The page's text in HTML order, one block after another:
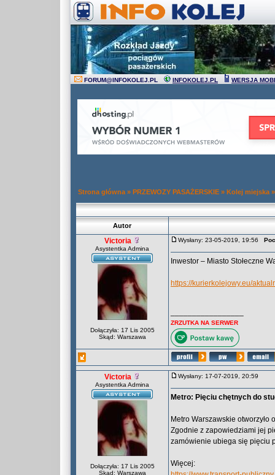
FORUM@INFOKOLEJ.PL INFOKOLEJ.PL WERSJA
Strona główna » PRZEWOZY PASAŻERSKIE » Kolej miejska
Autor
Victoria
Asystentka Admina
Dołączyła: 17 Lis 2005
Skąd: Warszawa
Wysłany: 23-05-2019, 19:56
Inwestor – Miasto Stołeczne
https://kurierkolejowy.eu/
ZRZUTKA NA SERWER
Victoria
Asystentka Admina
Dołączyła: 17 Lis 2005
Skąd: Warszawa
Wysłany: 17-07-2019, 20:59
Metro: Pięciu chętnych do
Metro Warszawskie
Zgodnie z zapowiedziami jej
zamówienie ubiega się pięciu
Więcej: